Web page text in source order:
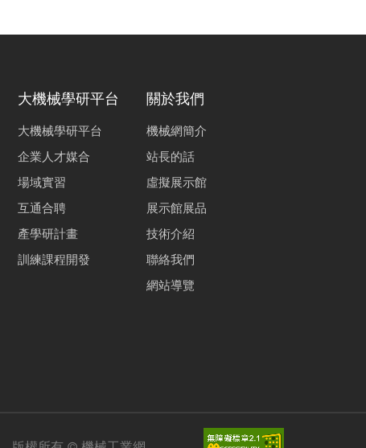
大機械學研平台
大機械學研平台
企業人才媒合
場域實習
互通合聘
產學研計畫
訓練課程開發
關於我們
機械網簡介
站長的話
虛擬展示館
展示館展品
技術介紹
聯絡我們
網站導覽